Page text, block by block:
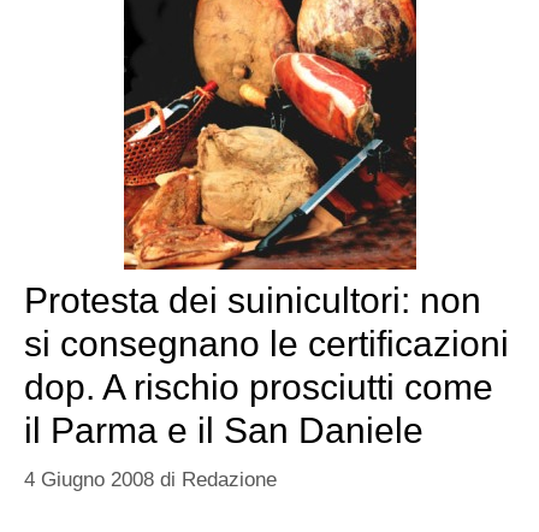
Protesta dei suinicultori: non
si consegnano le certificazioni
dop. A rischio prosciutti come
il Parma e il San Daniele
4 Giugno 2008 di Redazione